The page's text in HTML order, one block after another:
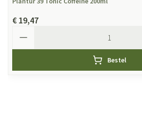
€ 19,47
Bestel